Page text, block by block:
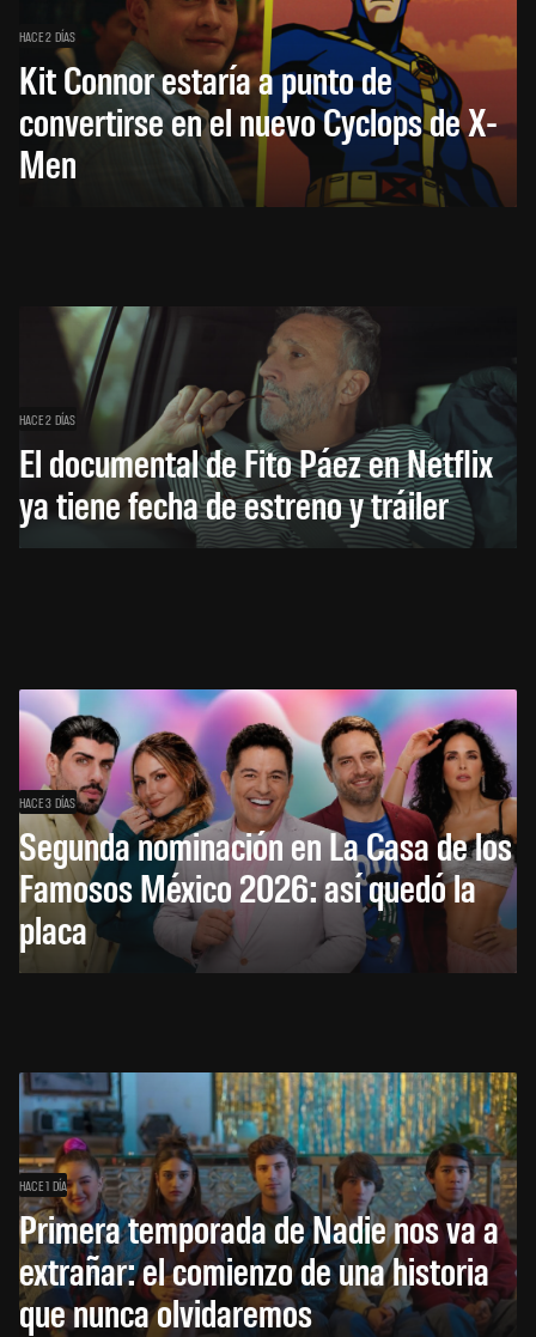
HACE 2 DÍAS
Kit Connor estaría a punto de
convertirse en el nuevo Cyclops de X-
Men
HACE 2 DÍAS
El documental de Fito Páez en Netflix
ya tiene fecha de estreno y tráiler
HACE 3 DÍAS
Segunda nominación en La Casa de los
Famosos México 2026: así quedó la
placa
HACE 1 DÍA
Primera temporada de Nadie nos va a
extrañar: el comienzo de una historia
que nunca olvidaremos